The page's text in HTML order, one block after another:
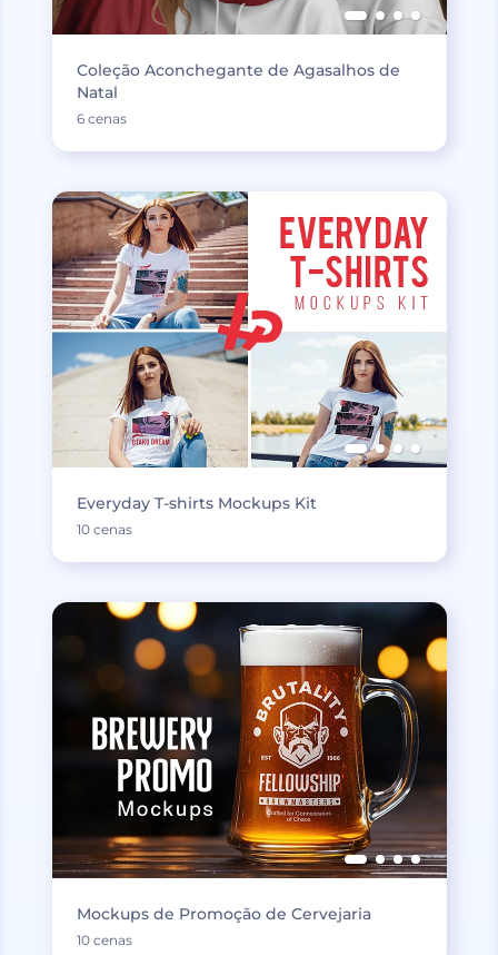
Coleção Aconchegante de Agasalhos de
Natal
6 cenas
Everyday T-shirts Mockups Kit
10 cenas
Mockups de Promoção de Cervejaria
10 cenas